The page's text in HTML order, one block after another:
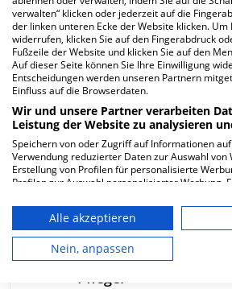
Berücksichtigung von
Ernährungsbedarf
26.18
Ärzte
46.31
verwalten“ klicken oder jederzeit auf die
der linken unteren Ecke der Website klicken. Um
widerrufen, klicken Sie auf den Fingerabdruck
Fußzeile der Website und klicken Sie auf den
Auf dieser Seite können Sie Ihre Einwilligung
Entscheidungen werden unseren Partnern
Einfluss auf die Browserdaten.
Wir und unsere Partner verarbeiten
Leistung der Website zu analysieren
Speichern von oder Zugriff auf Informationen
Verwendung reduzierter Daten zur Auswahl von
Erstellung von Profilen für personalisierte
Profilen zur Auswahl personalisierter Werbung.
personalisierter Inhalte. Messung der
Performance von Inhalten. Analyse von
oder Kombinationen von Daten aus
und Verbesserung der Angebote. Verwendung
Auswahl von Inhalten.
die USA gesendet werden.
Alle akzeptieren
Nein, anpassen